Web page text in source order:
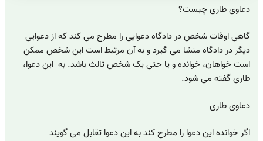
دعاوی طاری چیست؟
گاهی اوقات شخص در دادگاه دعوایی را مطرح می کند که از دعوایی
دیگر در دادگاه منشا می گیرد و به آن مرتبط است این شخص ممکن
است خواهان، خوانده و یا حتی یک شخص ثالث باشد. به این دعوا،
طاری گفته می شود.
دعاوی طاری
اگر خوانده این دعوا را مطرح کند به این دعوا تقابل می گویند